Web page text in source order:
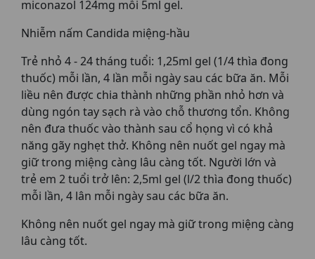
miconazol 124mg mỗi 5ml gel.
Nhiễm nấm Candida miệng-hầu
Trẻ nhỏ 4 - 24 tháng tuổi: 1,25ml gel (1/4 thìa đong
thuốc) mỗi lần, 4 lần mỗi ngày sau các bữa ăn. Mỗi
liều nên được chia thành những phần nhỏ hơn và
dùng ngón tay sạch rà vào chỗ thương tổn. Không
nên đưa thuốc vào thành sau cổ họng vì có khả
năng gãy nghẹt thở. Không nên nuốt gel ngay mà
giữ trong miệng càng lâu càng tốt. Người lớn và
trẻ em 2 tuổi trở lên: 2,5ml gel (l/2 thìa đong thuốc)
mỗi lần, 4 lân mỗi ngày sau các bữa ăn.
Không nên nuốt gel ngay mà giữ trong miệng càng
lâu càng tốt.